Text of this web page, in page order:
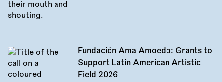
Fundación Ama Amoedo: Grants to
Support Latin American Artistic
Field 2026